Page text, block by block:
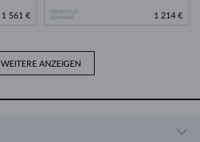
1 561 €
GELBGOLD
DIAMANT
1 214 €
WEITERE ANZEIGEN